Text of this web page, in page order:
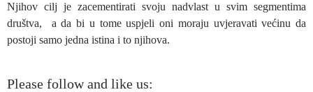
Njihov cilj je zacementirati svoju nadvlast u svim segmentima
društva, a da bi u tome uspjeli oni moraju uvjeravati većinu da
postoji samo jedna istina i to njihova.
Please follow and like us: